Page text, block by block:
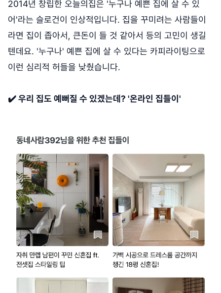
2014년 창립한 오늘의집은 '누구나 예쁜 집에 살 수 있
어'라는 슬로건이 인상적입니다. 집을 꾸미려는 사람들이
라면 집이 좁아서, 큰돈이 들 것 같아서 등의 고민이 생길
텐데요. '누구나' 예쁜 집에 살 수 있다는 카피라이팅으로
이런 심리적 허들을 낮췄습니다.
✔️ 우리 집도 예뻐질 수 있겠는데? '온라인 집들이'